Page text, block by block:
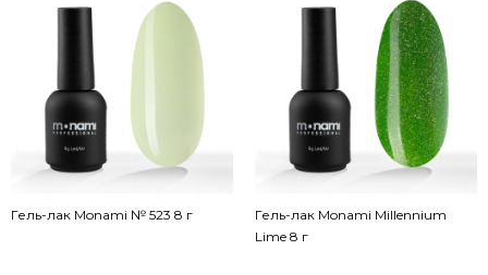
Гель-лак Monami № 523 8 г
Гель-лак Monami Millennium
Lime 8 г